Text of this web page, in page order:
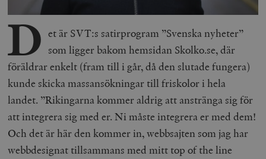
D et är SVT:s satirprogram ”Svenska nyheter”
som ligger bakom hemsidan Skolko.se, där
föräldrar enkelt (fram till i går, då den slutade fungera)
kunde skicka massansökningar till friskolor i hela
landet. ”Rikingarna kommer aldrig att anstränga sig för
att integrera sig med er. Ni måste integrera er med dem!
Och det är här den kommer in, webbsajten som jag har
webbdesignat tillsammans med mitt top of the line